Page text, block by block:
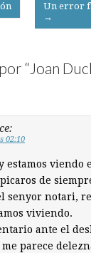
Un error
→
“ Joan
02:10
estamos viendo
de
senyor notari,
viviendo.
ante el
parece